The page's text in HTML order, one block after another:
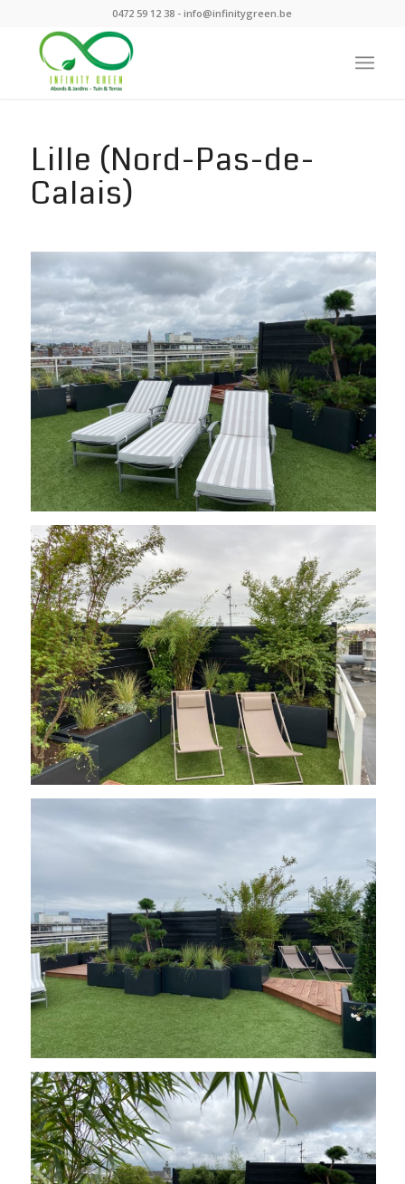
0472 59 12 38 -info@infinitygreen.be
Lille (Nord-Pas-de-
Calais)